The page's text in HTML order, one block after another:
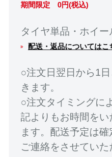
期間限定 0円(税込)
タイヤ単品・ホイ
配送・返品についてはこ
○注文日翌日から1
きます。
○注文タイミングに
記よりもお時間を
ます。配送予定は
ご連絡をさせていた